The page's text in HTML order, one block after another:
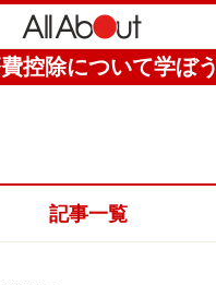
控除について学ぼう
記事一覧